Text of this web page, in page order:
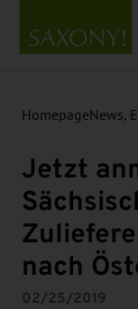
HomepageNews,
Jetzt
nach
02/25/2019